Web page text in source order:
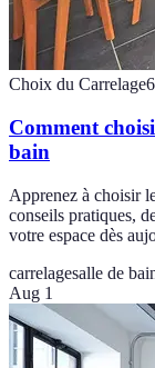
Choix du Carrelage6
Comment
bain
Apprenez à choisir
conseils pratiques,
votre espace dès
carrelagesalle de
Aug 1